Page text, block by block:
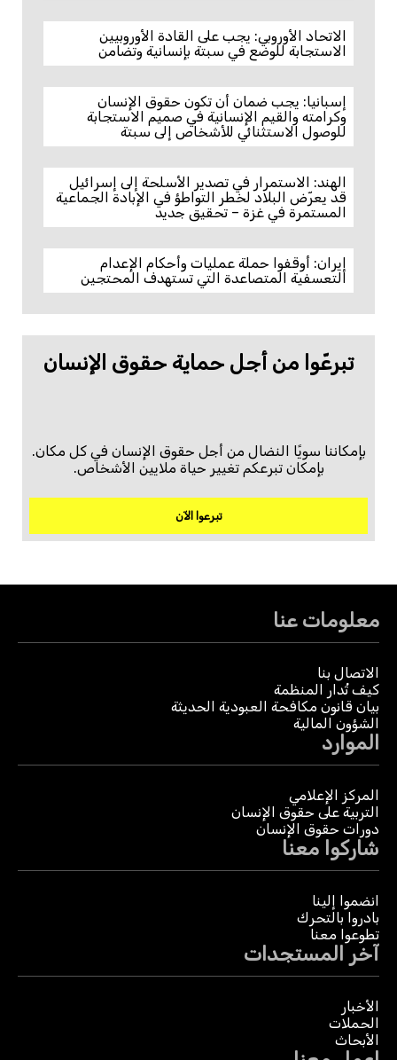
الاتحاد الأوروبي: يجب على القادة الأوروبيين
الاستجابة للوضع في سبتة بإنسانية وتضامن
إسبانيا: يجب ضمان أن تكون حقوق الإنسان
وكرامته والقيم الإنسانية في صميم الاستجابة
للوصول الاستثنائي للأشخاص إلى سبتة
الهند: الاستمرار في تصدير الأسلحة إلى إسرائيل
قد يعرّض البلاد لخطر التواطؤ في الإبادة الجماعية
المستمرة في غزة – تحقيق جديد
إيران: أوقفوا حملة عمليات وأحكام الإعدام
التعسفية المتصاعدة التي تستهدف المحتجين
تبرعّوا من أجل حماية حقوق الإنسان
بإمكاننا سويًا النضال من أجل حقوق الإنسان في كل مكان.
بإمكان تبرعكم تغيير حياة ملايين الأشخاص.
تبرعوا الآن
معلومات عنا
الاتصال بنا
كيف تُدار المنظمة
بيان قانون مكافحة العبودية الحديثة
الشؤون المالية
الموارد
المركز الإعلامي
التربية على حقوق الإنسان
دورات حقوق الإنسان
شاركوا معنا
انضموا إلينا
بادروا بالتحرك
تطوعوا معنا
آخر المستجدات
الأخبار
الحملات
الأبحاث